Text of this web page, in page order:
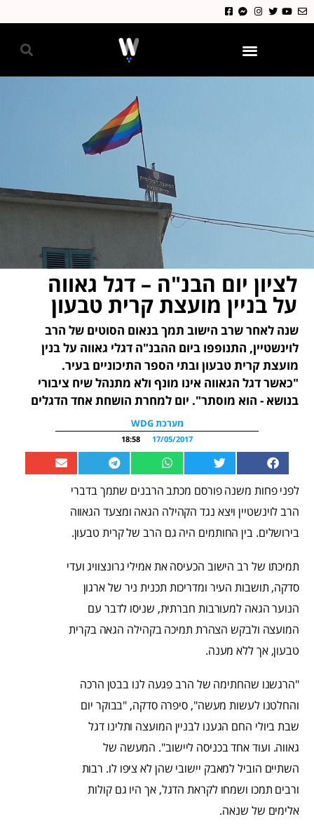
לציון יום הבנ"ה – דגל גאווה
על בניין מועצת קרית טבעון
שנה לאחר שרב הישוב תמך בנאום הסוטים של הרב
לוינשטיין, התנופפו ביום ההבנ"ה דגלי גאווה על בנין
מועצת קרית טבעון ובתי הספר התיכוניים בעיר.
"כאשר דגל הגאווה אינו מונף ולא מתנהל שיח ציבורי
בנושא - הוא מוסתר". יום למחרת הושחת אחד הדגלים
מערכת WDG
17/05/2017
18:58
לפני פחות משנה פורסם מכתב הרבנים שתמך בדברי
הרב לוינשטיין ויצא נגד הקהילה הגאה ומצעד הגאווה
בירושלים. בין החותמים היה גם הרב של קרית טבעון.
תמיכתו של רב הישוב הכעיסה את אמילי גרונצוויג ועדי
סדקה, תושבות העיר ומדריכות תכנית ניר של ארגון
הנוער הגאה למעורבות חברתית, שניסו לדבר עם
המועצה ולבקש הצהרת תמיכה בקהילה הגאה בקרית
טבעון, אך ללא מענה.
"הרגשנו שהחתימה של הרב פגעה לנו בבטן הרכה
והחלטנו לעשות מעשה", סיפרה סדקה, "בבוקר יום
שבת ביולי החם הגענו לבניין המועצה ותלינו דגל
גאווה. ועוד אחד בכניסה ליישוב". המעשה של
השתיים הוביל למאבק יישובי שהן לא ציפו לו. רבות
ורבים תמכו ושמחו לקראת הדגל, אך היו גם קולות
אלימים של שנאה.